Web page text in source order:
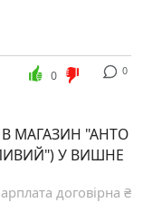
0
0
МАГАЗИН "АНТО
У ВИШНЕ
договірна ₴